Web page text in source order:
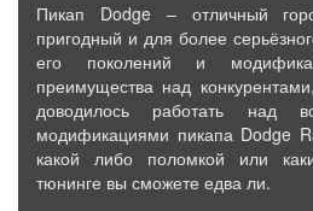
Пикап Dodge – отличный
пригодный и для более
его поколений и
преимущества над
доводилось работать над
модификациями пикапа Dodge
какой либо поломкой или
тюнинге вы сможете едва ли.